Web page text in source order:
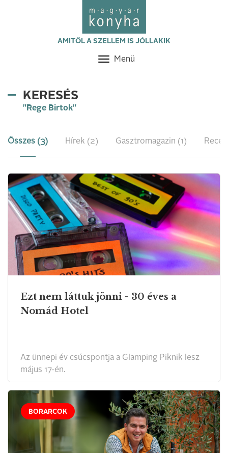
AMITŐL A SZELLEM IS JÓLLAKIK
Toggle
Menü
KERESÉS
"Rege Birtok"
Összes (3) Hírek (2) Gasztromagazin (1)
Ezt nem láttuk jönni - 30 éves a
Nomád Hotel
Az ünnepi év csúcspontja a Glamping Piknik lesz
május 17-én.
BORARCOK